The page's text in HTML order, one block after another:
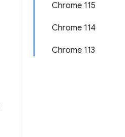
Chrome 115
Chrome 114
Chrome 113